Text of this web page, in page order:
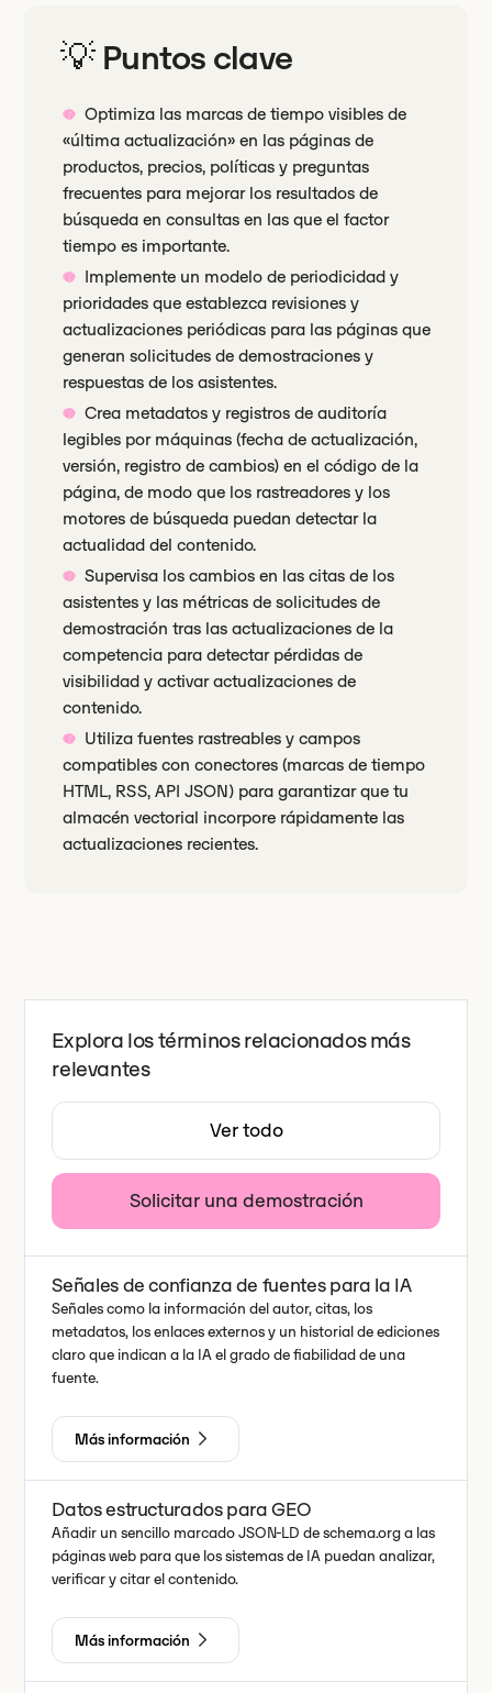
💡 Puntos clave
Optimiza las marcas de tiempo visibles de
«última actualización» en las páginas de
productos, precios, políticas y preguntas
frecuentes para mejorar los resultados de
búsqueda en consultas en las que el factor
tiempo es importante.
Implemente un modelo de periodicidad y
prioridades que establezca revisiones y
actualizaciones periódicas para las páginas que
generan solicitudes de demostraciones y
respuestas de los asistentes.
Crea metadatos y registros de auditoría
legibles por máquinas (fecha de actualización,
versión, registro de cambios) en el código de la
página, de modo que los rastreadores y los
motores de búsqueda puedan detectar la
actualidad del contenido.
Supervisa los cambios en las citas de los
asistentes y las métricas de solicitudes de
demostración tras las actualizaciones de la
competencia para detectar pérdidas de
visibilidad y activar actualizaciones de
contenido.
Utiliza fuentes rastreables y campos
compatibles con conectores (marcas de tiempo
HTML, RSS, API JSON) para garantizar que tu
almacén vectorial incorpore rápidamente las
actualizaciones recientes.
Explora los términos relacionados más
relevantes
Ver todo
Solicitar una demostración
Señales de confianza de fuentes para la IA
Señales como la información del autor, citas, los
metadatos, los enlaces externos y un historial de ediciones
claro que indican a la IA el grado de fiabilidad de una
fuente.
Más información
Datos estructurados para GEO
Añadir un sencillo marcado JSON-LD de schema.org a las
páginas web para que los sistemas de IA puedan analizar,
verificar y citar el contenido.
Más información